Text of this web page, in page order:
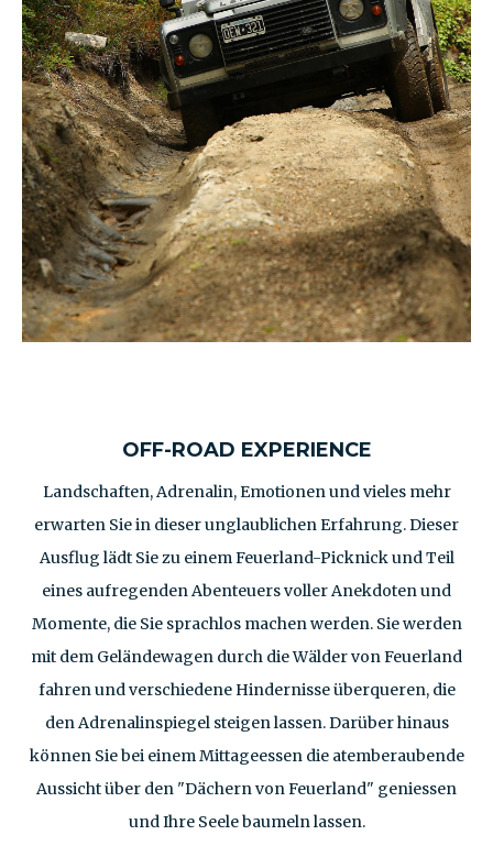
OFF-ROAD EXPERIENCE
Landschaften, Adrenalin, Emotionen und vieles mehr
erwarten Sie in dieser unglaublichen Erfahrung. Dieser
Ausflug lädt Sie zu einem Feuerland-Picknick und Teil
eines aufregenden Abenteuers voller Anekdoten und
Momente, die Sie sprachlos machen werden. Sie werden
mit dem Geländewagen durch die Wälder von Feuerland
fahren und verschiedene Hindernisse überqueren, die
den Adrenalinspiegel steigen lassen. Darüber hinaus
können Sie bei einem Mittageessen die atemberaubende
Aussicht über den "Dächern von Feuerland" geniessen
und Ihre Seele baumeln lassen.